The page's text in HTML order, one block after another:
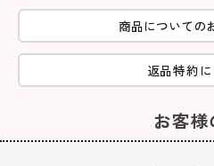
商品についての
返品特約
お客様